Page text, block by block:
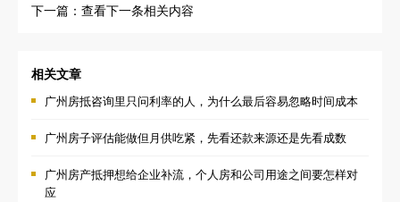
下一篇：查看下一条相关内容
相关文章
广州房抵咨询里只问利率的人，为什么最后容易忽略时间成本
广州房子评估能做但月供吃紧，先看还款来源还是先看成数
广州房产抵押想给企业补流，个人房和公司用途之间要怎样对
应